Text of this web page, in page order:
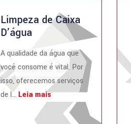
Limpeza de Caixa
D’água
A qualidade da água que
você consome é vital. Por
isso, oferecemos serviços
de l... Leia mais